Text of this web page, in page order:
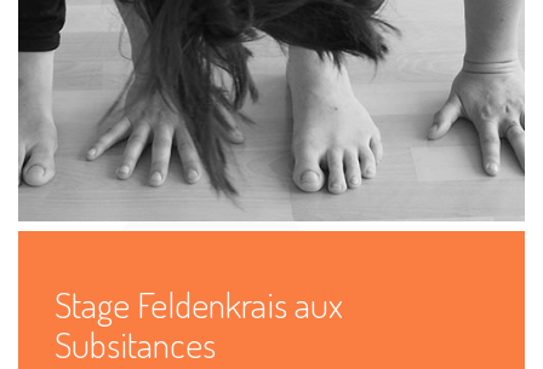
Stage Feldenkrais aux
Subsitances